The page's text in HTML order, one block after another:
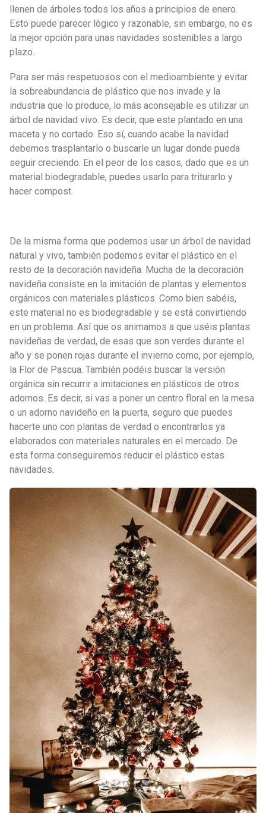
llenen de árboles todos los años a principios de enero.
Esto puede parecer lógico y razonable, sin embargo, no es
la mejor opción para unas navidades sostenibles a largo
plazo.
Para ser más respetuosos con el medioambiente y evitar
la sobreabundancia de plástico que nos invade y la
industria que lo produce, lo más aconsejable es utilizar un
árbol de navidad vivo. Es decir, que este plantado en una
maceta y no cortado. Eso sí, cuando acabe la navidad
debemos trasplantarlo o buscarle un lugar donde pueda
seguir creciendo. En el peor de los casos, dado que es un
material biodegradable, puedes usarlo para triturarlo y
hacer compost.
De la misma forma que podemos usar un árbol de navidad
natural y vivo, también podemos evitar el plástico en el
resto de la decoración navideña. Mucha de la decoración
navideña consiste en la imitación de plantas y elementos
orgánicos con materiales plásticos. Como bien sabéis,
este material no es biodegradable y se está convirtiendo
en un problema. Así que os animamos a que uséis plantas
navideñas de verdad, de esas que son verdes durante el
año y se ponen rojas durante el invierno como, por ejemplo,
la Flor de Pascua. También podéis buscar la versión
orgánica sin recurrir a imitaciones en plásticos de otros
adornos. Es decir, si vas a poner un centro floral en la mesa
o un adorno navideño en la puerta, seguro que puedes
hacerte uno con plantas de verdad o encontrarlos ya
elaborados con materiales naturales en el mercado. De
esta forma conseguiremos reducir el plástico estas
navidades.